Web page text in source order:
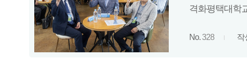
격화평택대학
No.328 작